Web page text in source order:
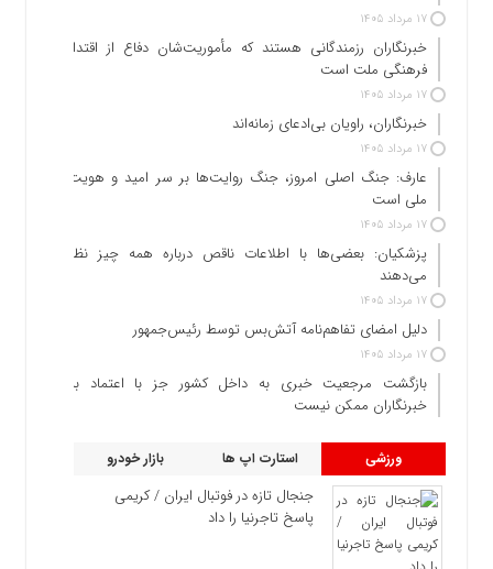
۱۷ مرداد ۱۴۰۵
خبرنگاران رزمندگانی هستند که مأموریت‌شان دفاع از اقتدار
فرهنگی ملت است
۱۷ مرداد ۱۴۰۵
خبرنگاران، راویان بی‌ادعای زمانه‌اند
۱۷ مرداد ۱۴۰۵
عارف: جنگ اصلی امروز، جنگ روایت‌ها بر سر امید و هویت
ملی است
۱۷ مرداد ۱۴۰۵
پزشکیان: بعضی‌ها با اطلاعات ناقص درباره همه چیز نظر
می‌دهند
۱۷ مرداد ۱۴۰۵
دلیل امضای تفاهم‌نامه آتش‌بس توسط رئیس‌جمهور
۱۷ مرداد ۱۴۰۵
بازگشت مرجعیت خبری به داخل کشور جز با اعتماد به
خبرنگاران ممکن نیست
ورزشی استارت اپ ها بازار خودرو
جنجال تازه در فوتبال ایران / کریمی
پاسخ تاجرنیا را داد